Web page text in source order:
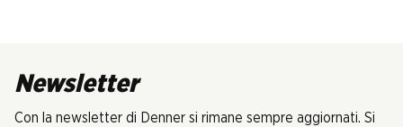
Newsletter
Con la newsletter di Denner si rimane sempre aggiornati. Si